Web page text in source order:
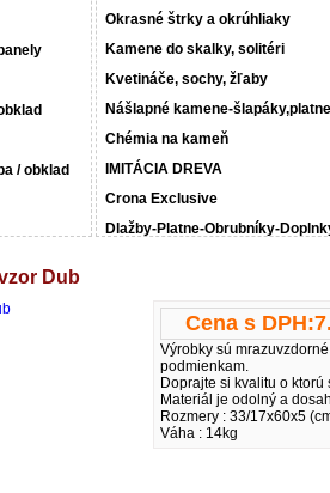
/ obklad
Okrasné štrky a okrúhliaky
Kamene do skalky, solitéri
Kvetináče, sochy, žľaby
Nášlapné kamene-šlapáky,platne
Chémia na kameň
IMITÁCIA DREVA
Crona Exclusive
Dlažby-Platne-Obrubníky-
Dub
Cena s DPH:
Výrobky sú
podmienkam.
Doprajte si kvalitu o
Materiál je odolný a
Rozmery : 33/17x60x5
Váha : 14kg